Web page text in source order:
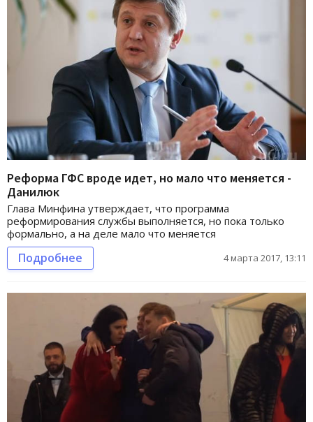
Реформа ГФС вроде идет, но мало что меняется -
Данилюк
Глава Минфина утверждает, что программа
реформирования службы выполняется, но пока только
формально, а на деле мало что меняется
Подробнее 4 марта 2017, 13:11